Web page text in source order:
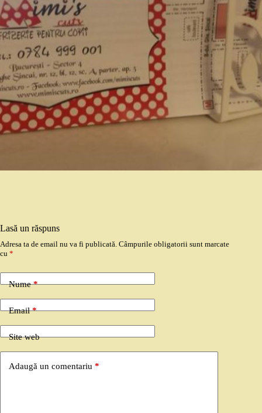
Lasă un răspuns
Adresa ta de email nu va fi publicată. Câmpurile obligatorii sunt marcate
cu *
Nume*
Email*
Site web
Adaugă un comentariu *